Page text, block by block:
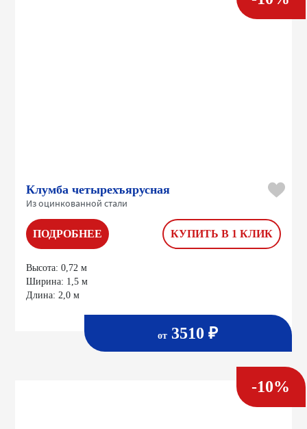
Клумба четырехъярусная
Из оцинкованной стали
ПОДРОБНЕЕ КУПИТЬ В 1 КЛИК
Высота:0,72 м
Ширина: 1,5 м
Длина:2,0 м
от 3510 ₽
-10%